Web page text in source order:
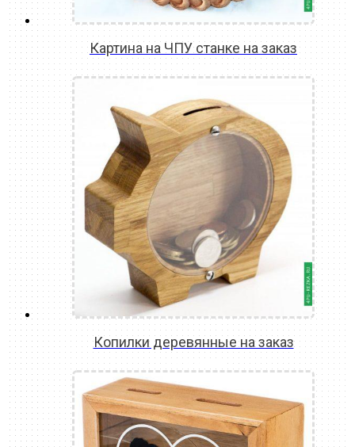
Картина на ЧПУ станке на заказ
READ MORE
Копилки деревянные на заказ
READ MORE